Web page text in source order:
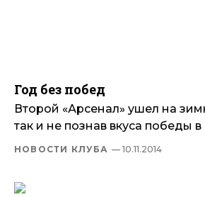
Год без побед
Второй «Арсенал» ушел на
так и не познав вкуса победы в
НОВОСТИ КЛУБА — 10.11.2014